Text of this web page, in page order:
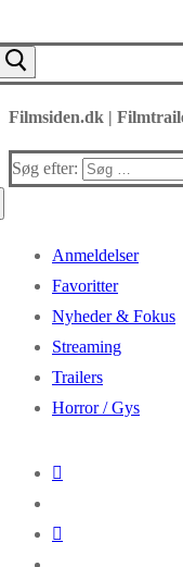
Filmsiden.dk |
Søg efter:
Anmeldelser
Favoritter
Nyheder & Fokus
Streaming
Trailers
Horror / Gys